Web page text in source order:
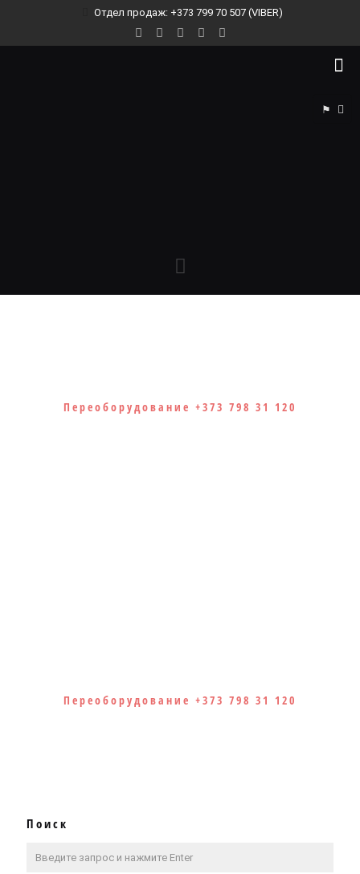
Отдел продаж: +373 799 70 507 (VIBER)
⚑
Переоборудование +373 798 31 120
Переоборудование +373 798 31 120
Поиск